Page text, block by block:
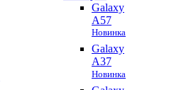
Galaxy
A57
Новинка
Galaxy
A37
Новинка